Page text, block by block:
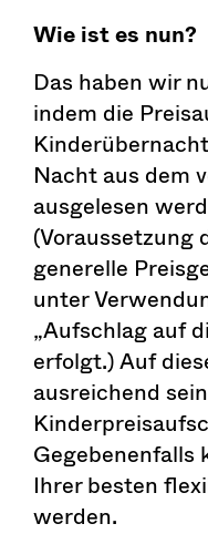
Wie ist es nun?
Das haben wir
indem die
Nacht aus dem
ausgelesen
(Voraussetzung
generelle
unter
„Aufschlag auf
erfolgt.) Auf
ausreichend
Gegebenenfalls
Ihrer besten
werden.